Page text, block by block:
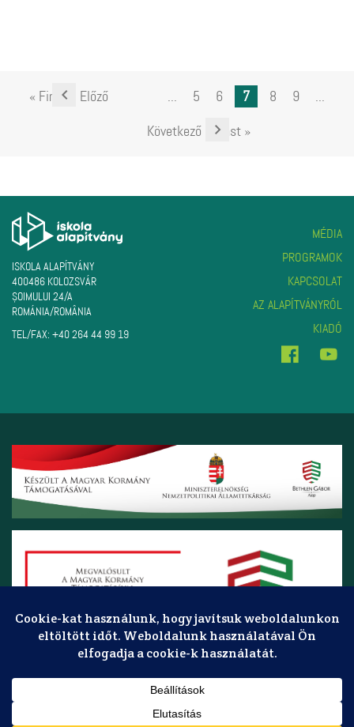
« First Előző ... 5 6 7 8 9
...
Következő
Last »
ISKOLA ALAPÍTVÁNY
400486 KOLOZSVÁR
ŞOIMULUI 24/A
ROMÁNIA/ROMÂNIA
TEL/FAX: +40 264 44 99 19
MÉDIA
PROGRAMOK
KAPCSOLAT
AZ ALAPÍTVÁNYRÓL
KIADÓ